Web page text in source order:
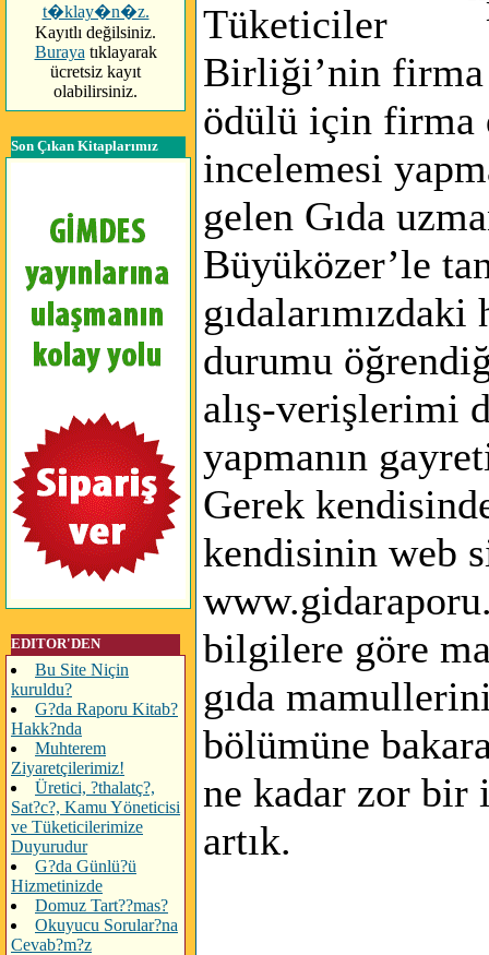
t�klay�n�z.
Kayıtlı değilsiniz.
Buraya tıklayarak
ücretsiz kayıt
olabilirsiniz.
Son Çıkan Kitaplarımız
EDITOR'DEN
Bu Site Niçin
kuruldu?
G?da Raporu Kitab?
Hakk?nda
Muhterem
Ziyaretçilerimiz!
Üretici, ?thalatç?,
Sat?c?, Kamu Yöneticisi
ve Tüketicilerimize
Duyurudur
G?da Günlü?ü
Hizmetinizde
Domuz Tart??mas?
Okuyucu Sorular?na
Cevab?m?z
Tüketiciler
Birliği’nin firma
ödülü için firma
incelemesi
gelen Gıda
Büyüközer’le
gıdalarımızdaki
durumu
alış-verişlerimi
yapmanın
Gerek
kendisinin web
bilgilere göre
gıda
bölümüne
ne kadar zor bir
artık.